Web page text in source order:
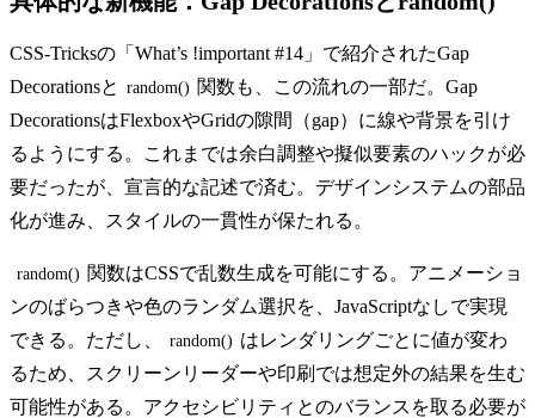
CSS-Tricksの「What’s !important #14」で紹介されたGap
Decorationsと random() 関数も、この流れの一部だ。Gap
DecorationsはFlexboxやGridの隙間（gap）に線や背景を引け
るようにする。これまでは余白調整や擬似要素のハックが必
要だったが、宣言的な記述で済む。デザインシステムの部品
化が進み、スタイルの一貫性が保たれる。
random() 関数はCSSで乱数生成を可能にする。アニメーショ
ンのばらつきや色のランダム選択を、JavaScriptなしで実現
できる。ただし、
random() はレンダリングごとに値が変わ
るため、スクリーンリーダーや印刷では想定外の結果を生む
可能性がある。アクセシビリティとのバランスを取る必要が